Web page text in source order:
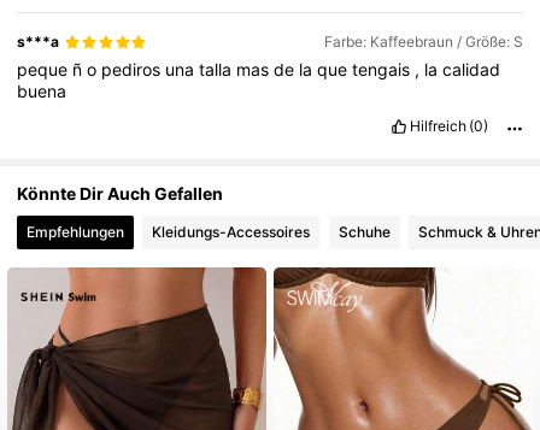
s***a Farbe: Kaffeebraun / Größe: S
peque ño pediros unatalla masde laquetengais , lacalidad
buena
Hilfreich (0)
Könnte Dir Auch Gefallen
Empfehlungen Kleidungs-Accessoires Schuhe Schmuck &